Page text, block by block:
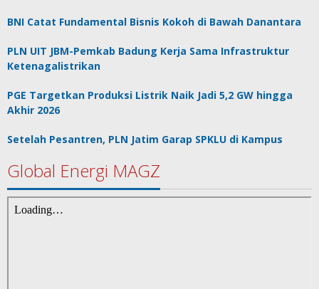
BNI Catat Fundamental Bisnis Kokoh di Bawah Danantara
PLN UIT JBM-Pemkab Badung Kerja Sama Infrastruktur
Ketenagalistrikan
PGE Targetkan Produksi Listrik Naik Jadi 5,2 GW hingga
Akhir 2026
Setelah Pesantren, PLN Jatim Garap SPKLU di Kampus
Global Energi MAGZ